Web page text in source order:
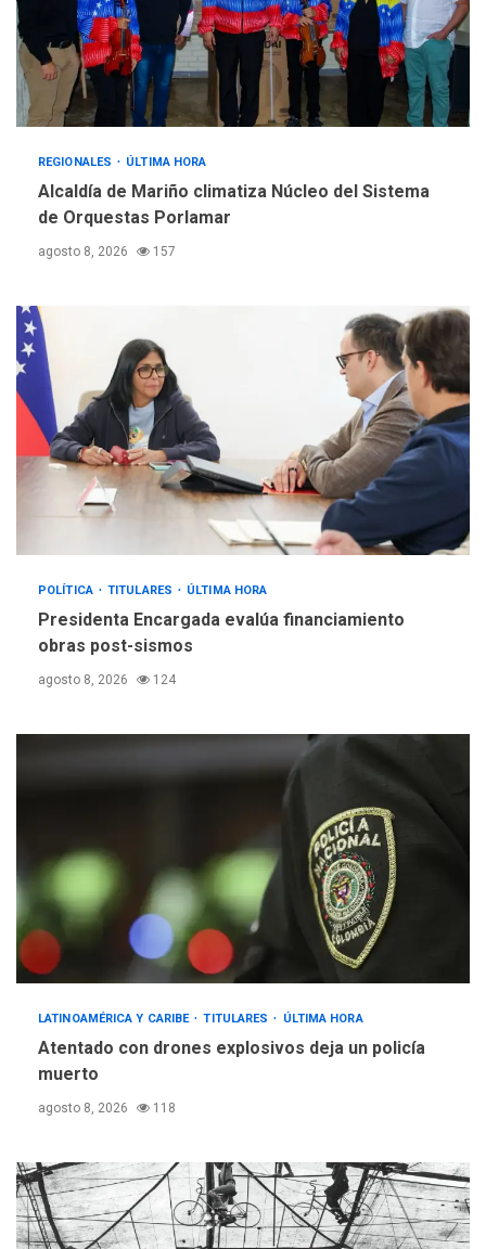
muerto
REGIONALES ÚLTIMA HORA
Libro de Guadalupe Burelli
eleva sus velas en
REGIONALES ÚLTIMA HORA
Margarita será sede de
REGIONALES ÚLTIMA HORA
Alcaldía de Mariño climatiza Núcleo del Sistema
de Orquestas Porlamar
agosto 8, 2026 157
POLÍTICA TITULARES ÚLTIMA HORA
Presidenta Encargada evalúa financiamiento
obras post-sismos
agosto 8, 2026 124
LATINOAMÉRICA Y CARIBE TITULARES ÚLTIMA HORA
Atentado con drones explosivos deja un policía
muerto
agosto 8, 2026 118